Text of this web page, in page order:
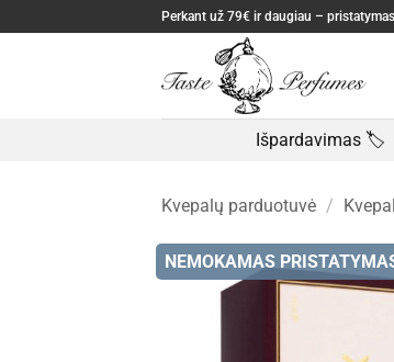
to
Perkant už 79€ ir daugiau –
Išpardavimas 🏷️
Kvepalų parduotuvė /
NEMOKAMAS